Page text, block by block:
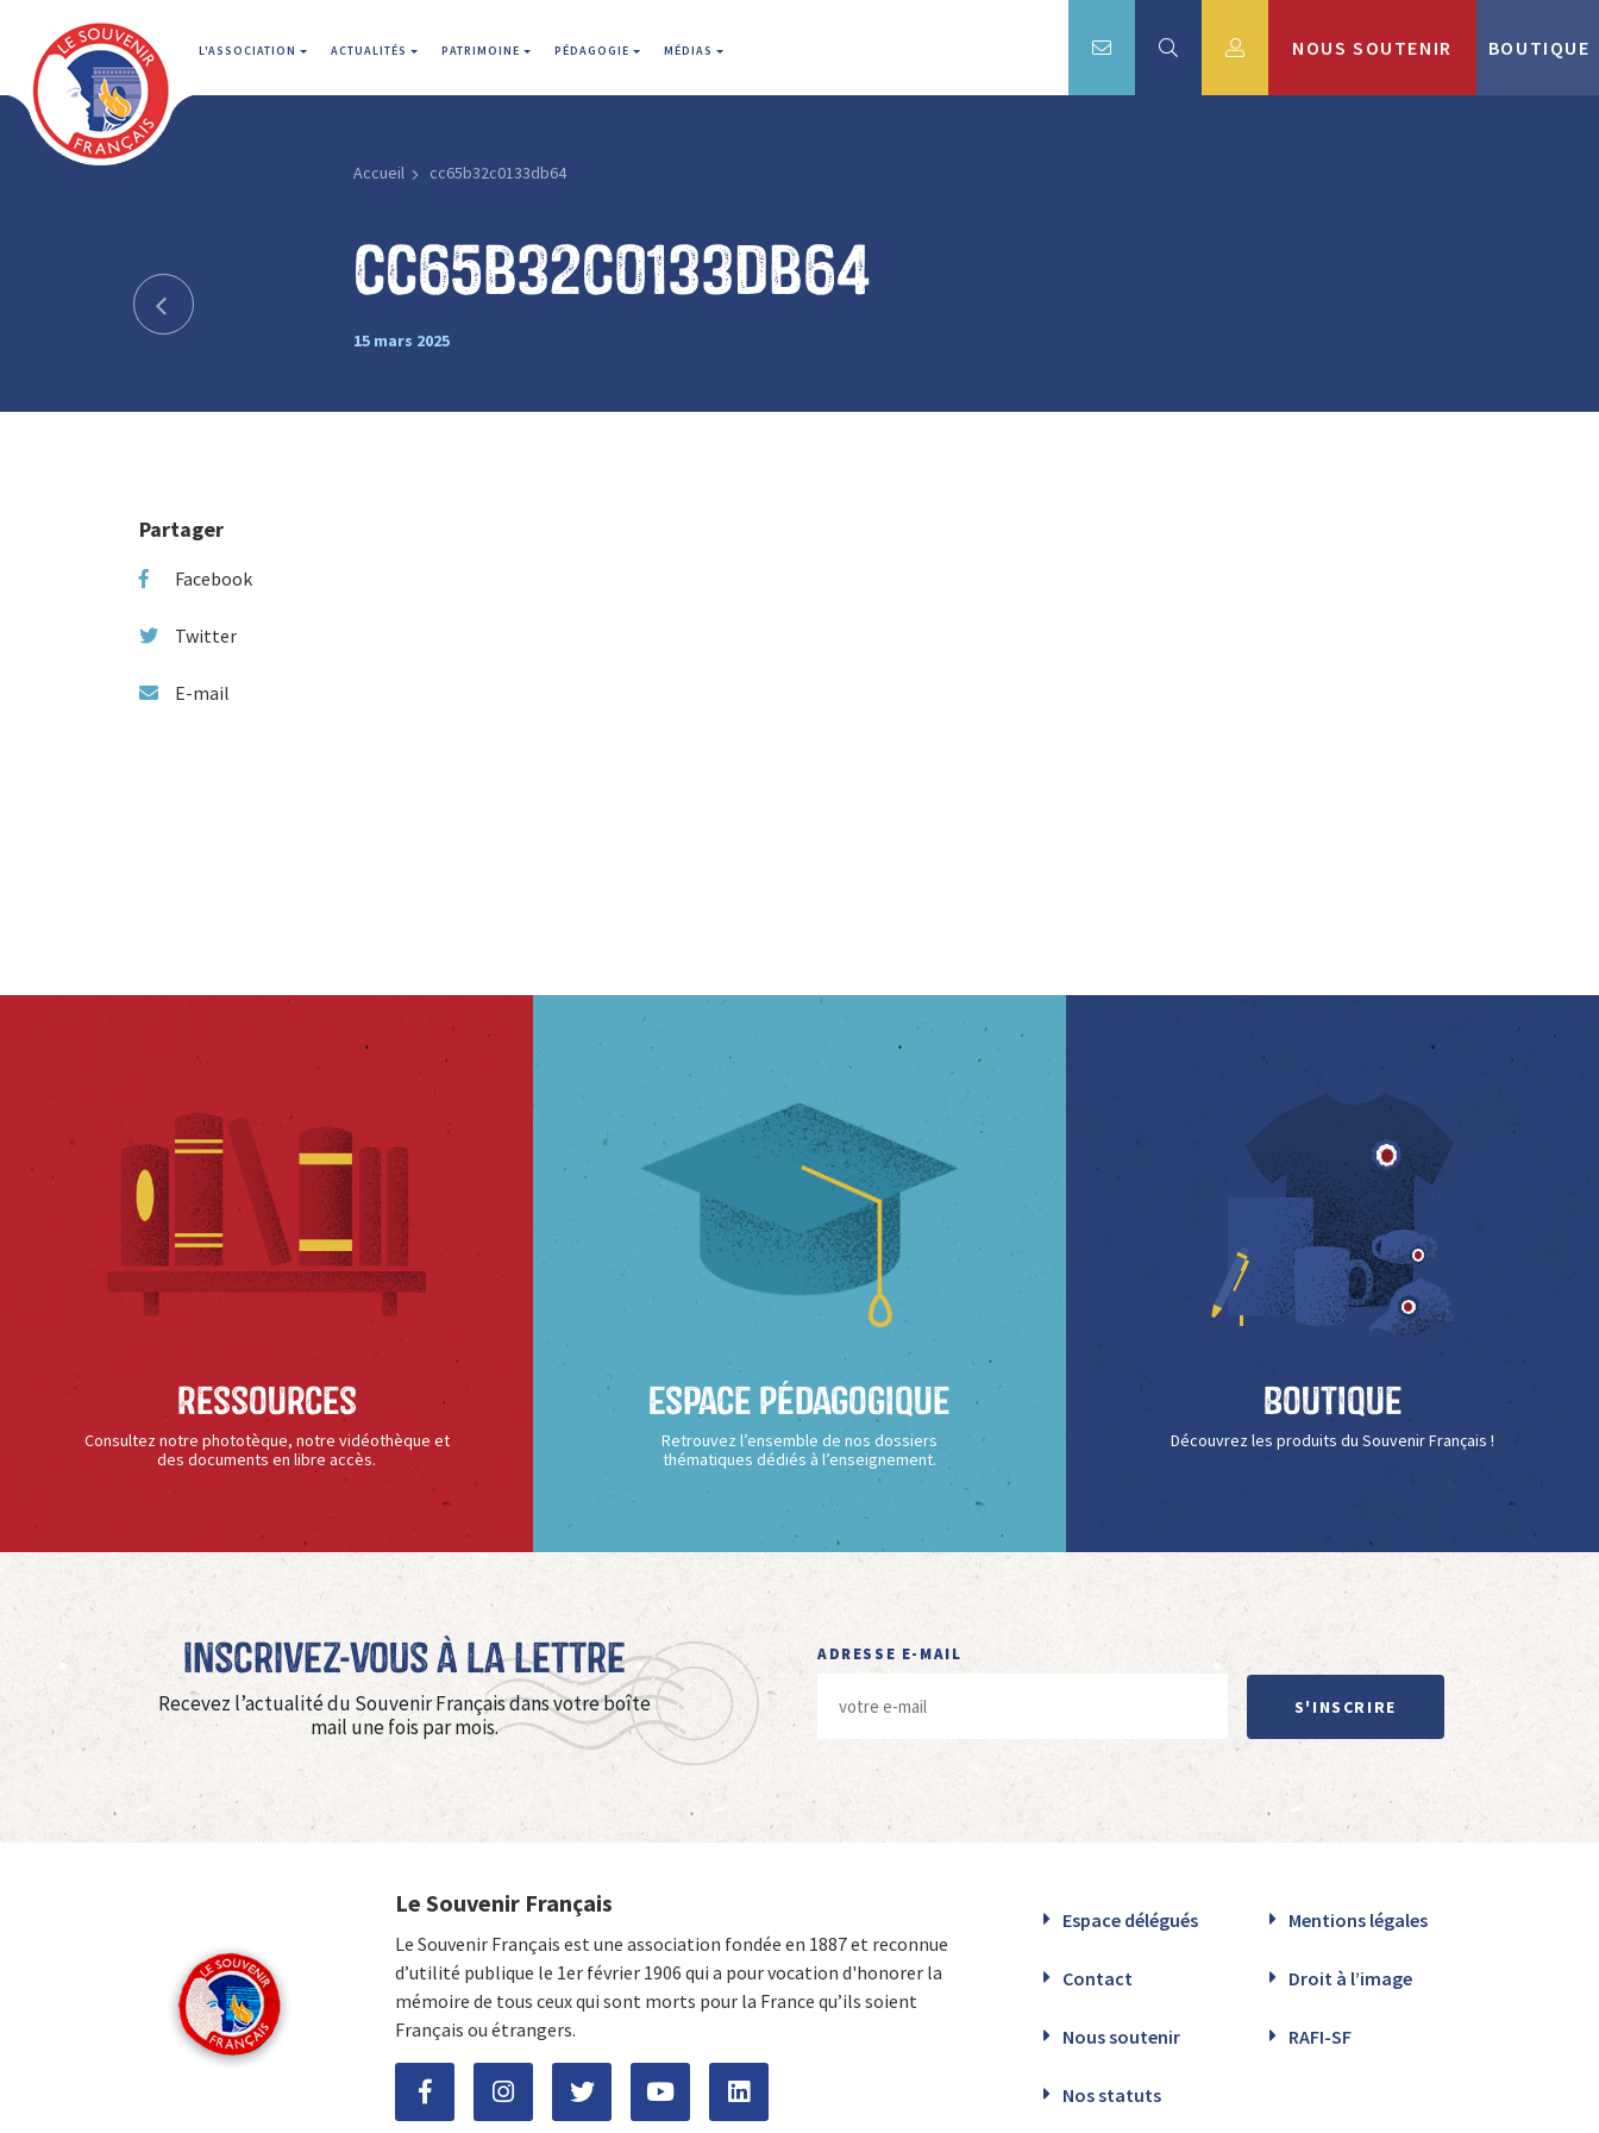
L'ASSOCIATION ACTUALITÉS PATRIMOINE PÉDAGOGIE MÉDIAS NOUS SOUTENIR BOUTIQUE
Accueil cc65b32c0133db64
cc65b32c0133db64
15 mars 2025
Partager
Facebook
Twitter
E-mail
Ressources
Consultez notre phototèque, notre vidéothèque et
des documents en libre accès.
Espace Pédagogique
Retrouvez l’ensemble de nos dossiers
thématiques dédiés à l’enseignement.
Boutique
Découvrez les produits du Souvenir Français !
Inscrivez-vous à La Lettre
Recevez l’actualité du Souvenir Français dans votre boîte
mail une fois par mois.
ADRESSE E-MAIL
S'INSCRIRE
Le Souvenir Français
Le Souvenir Français est une association fondée en 1887 et reconnue
d’utilité publique le 1er février 1906 qui a pour vocation d'honorer la
mémoire de tous ceux qui sont morts pour la France qu’ils soient
Français ou étrangers.
Espace délégués Mentions légales
Contact Droit à l’image
Nous soutenir RAFI-SF
Nos statuts